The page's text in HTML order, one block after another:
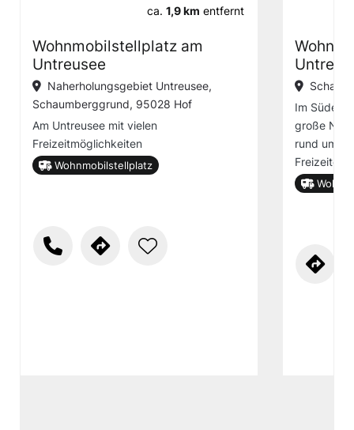
ca. 1,9 km entfernt
Wohnmobilstellplatz am
Untreusee
Naherholungsgebiet Untreusee,
Schaumberggrund, 95028 Hof
Am Untreusee mit vielen
Freizeitmöglichkeiten
Wohnmobilstellplatz
Im Süden
große
rund ums